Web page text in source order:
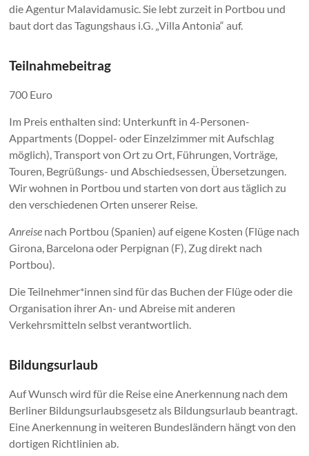
die Agentur Malavidamusic. Sie lebt zurzeit in Portbou und
baut dort das Tagungshaus i.G. „Villa Antonia“ auf.
Teilnahmebeitrag
700 Euro
Im Preis enthalten sind: Unterkunft in 4-Personen-
Appartments (Doppel- oder Einzelzimmer mit Aufschlag
möglich), Transport von Ort zu Ort, Führungen, Vorträge,
Touren, Begrüßungs- und Abschiedsessen, Übersetzungen.
Wir wohnen in Portbou und starten von dort aus täglich zu
den verschiedenen Orten unserer Reise.
Anreise nach Portbou (Spanien) auf eigene Kosten (Flüge nach
Girona, Barcelona oder Perpignan (F), Zug direkt nach
Portbou).
Die Teilnehmer*innen sind für das Buchen der Flüge oder die
Organisation ihrer An- und Abreise mit anderen
Verkehrsmitteln selbst verantwortlich.
Bildungsurlaub
Auf Wunsch wird für die Reise eine Anerkennung nach dem
Berliner Bildungsurlaubsgesetz als Bildungsurlaub beantragt.
Eine Anerkennung in weiteren Bundesländern hängt von den
dortigen Richtlinien ab.